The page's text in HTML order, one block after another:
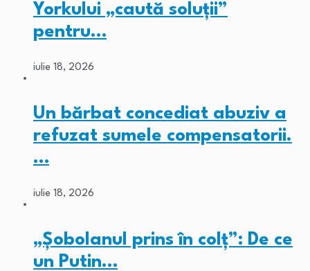
Yorkului „caută soluții”
pentru…
iulie 18, 2026
Un bărbat concediat abuziv a
refuzat sumele compensatorii.
…
iulie 18, 2026
„Șobolanul prins în colț”: De ce
un Putin…